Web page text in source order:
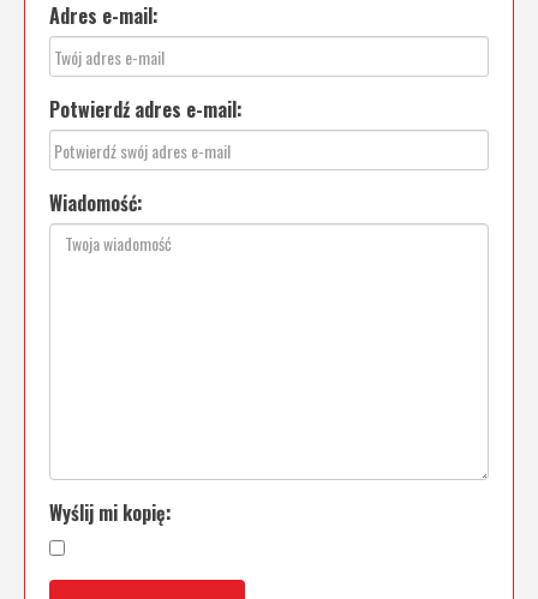
Adres e-mail:
Potwierdź adres e-mail:
Wiadomość:
Wyślij mi kopię: